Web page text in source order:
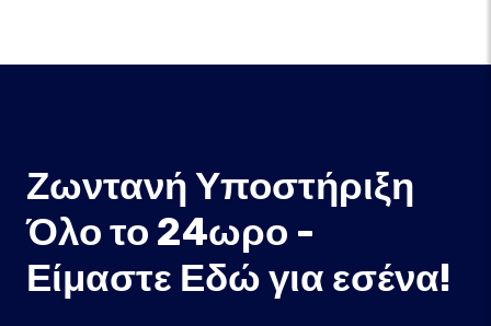
Ζωντανή Υποστήριξη
Όλο το 24ωρο -
Είμαστε Εδώ για εσένα!